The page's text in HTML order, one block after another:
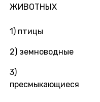
ЖИВОТНЫХ
1) птицы
2) земноводные
3)
пресмыкающиеся